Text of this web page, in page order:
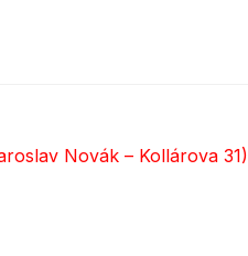
Novák – Kollárova